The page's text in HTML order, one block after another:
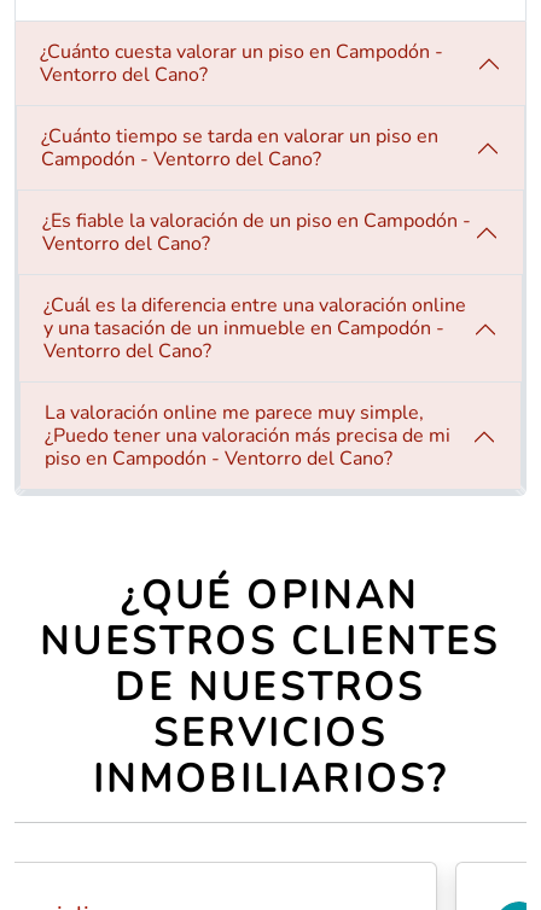
¿Cuánto cuesta valorar un piso en Campodón -
Ventorro del Cano?
¿Cuánto tiempo se tarda en valorar un piso en
Campodón - Ventorro del Cano?
¿Es fiable la valoración de un piso en Campodón -
Ventorro del Cano?
¿Cuál es la diferencia entre una valoración online
y una tasación de un inmueble en Campodón -
Ventorro del Cano?
La valoración online me parece muy simple,
¿Puedo tener una valoración más precisa de mi
piso en Campodón - Ventorro del Cano?
¿QUÉ OPINAN
NUESTROS CLIENTES
DE NUESTROS
SERVICIOS
INMOBILIARIOS?